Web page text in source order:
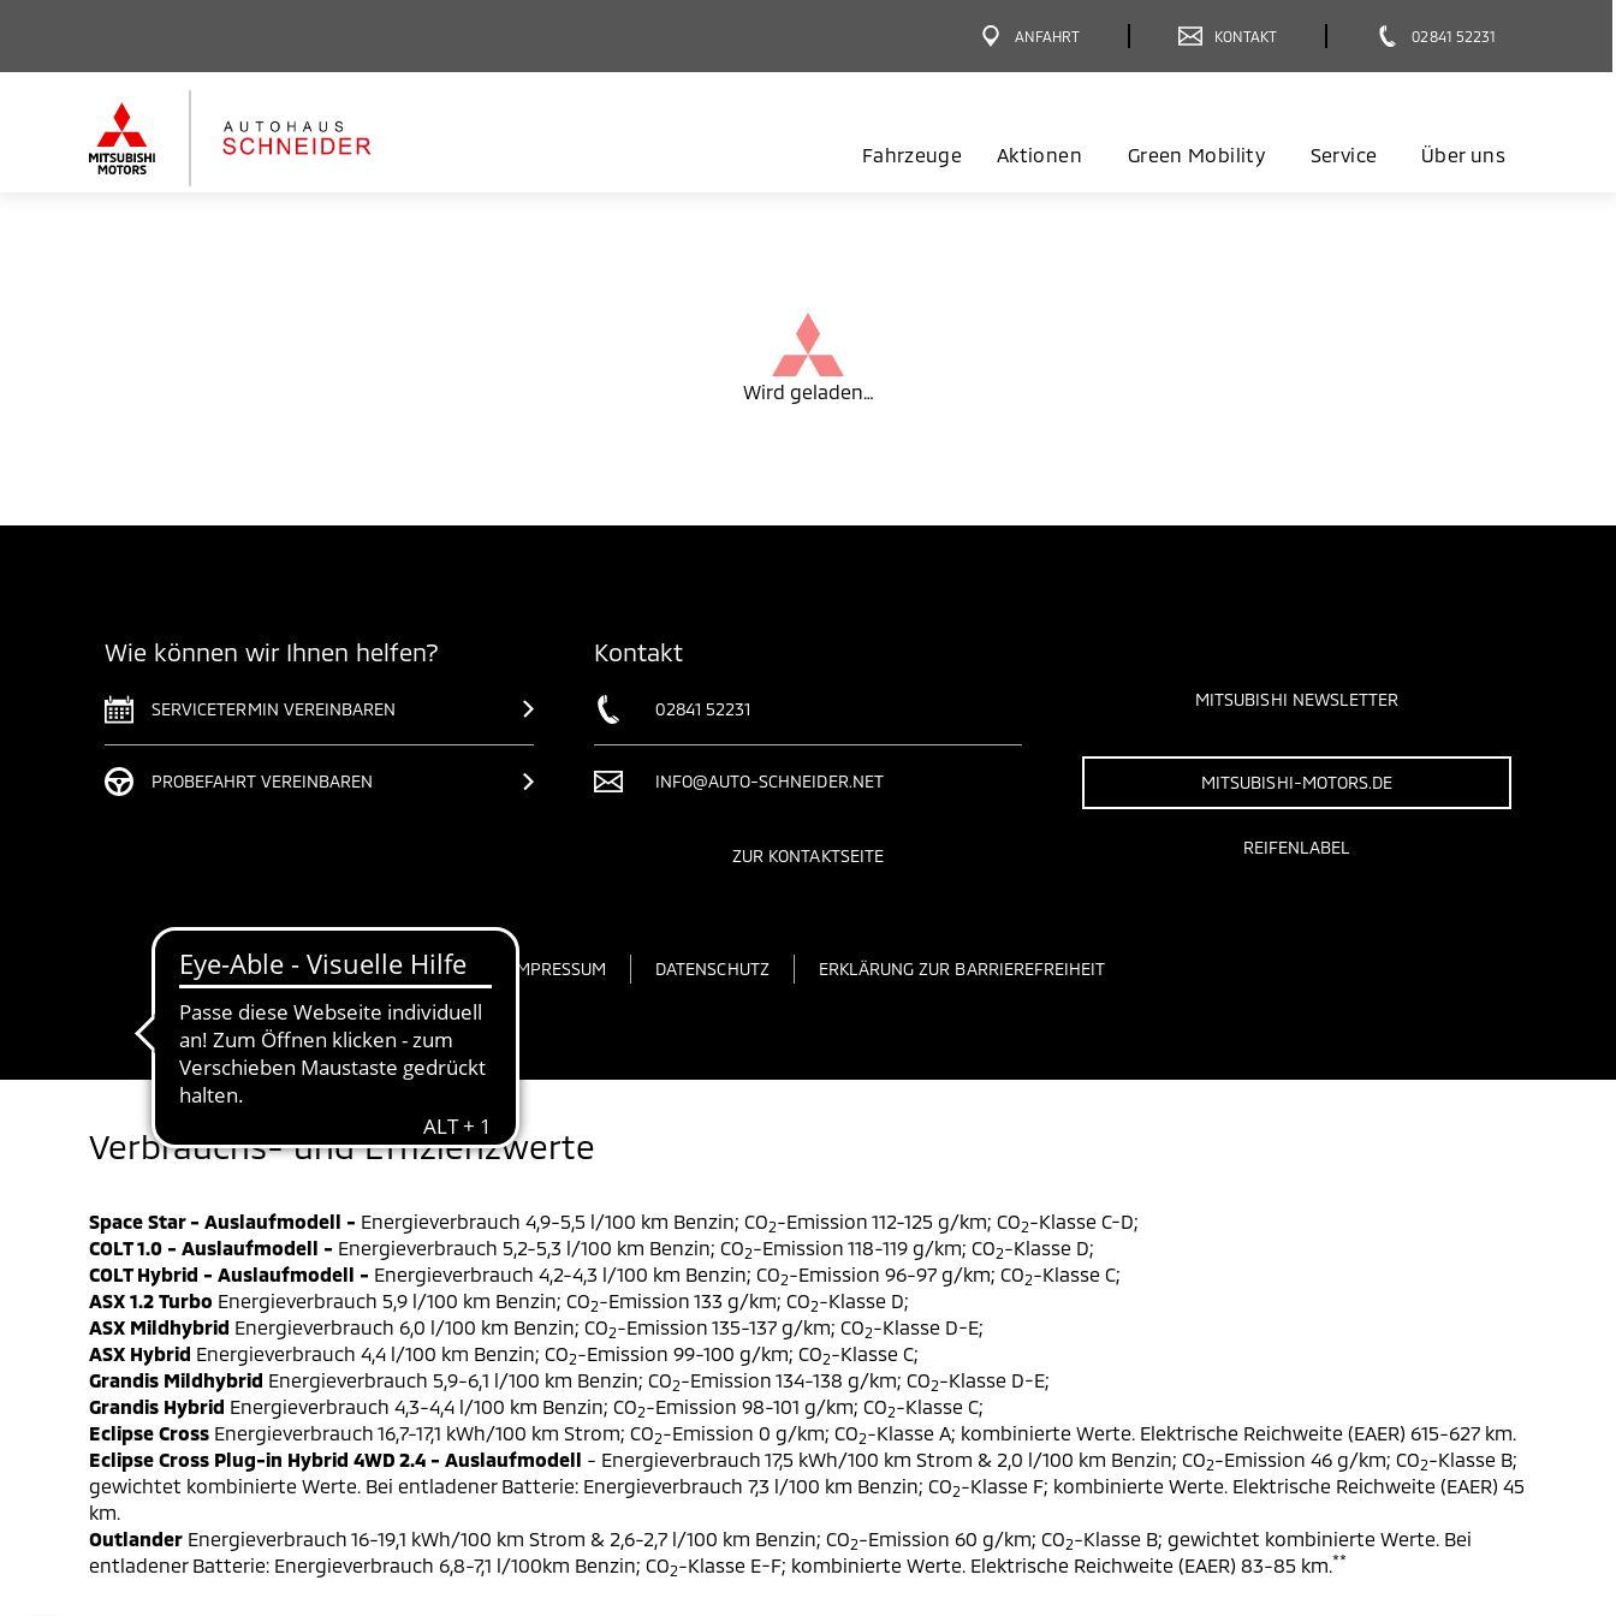
ANFAHRT KONTAKT 02841 52231
Fahrzeuge Aktionen Green Mobility Service Über uns
Wird geladen…
Wie können wir Ihnen helfen?
SERVICETERMIN VEREINBAREN
PROBEFAHRT VEREINBAREN
Kontakt
02841 52231
INFO@AUTO-SCHNEIDER.NET
ZUR KONTAKTSEITE
MITSUBISHI NEWSLETTER
MITSUBISHI-MOTORS.DE
REIFENLABEL
IMPRESSUM DATENSCHUTZ ERKLÄRUNG ZUR BARRIEREFREIHEIT
Verbrauchs- und Effizienzwerte
Space Star - Auslaufmodell - Energieverbrauch 4,9-5,5 l/100 km Benzin; CO2-Emission 112-125 g/km; CO2-Klasse C-D;
COLT 1.0 - Auslaufmodell - Energieverbrauch 5,2-5,3 l/100 km Benzin; CO2-Emission 118-119 g/km; CO2-Klasse D;
COLT Hybrid - Auslaufmodell - Energieverbrauch 4,2-4,3 l/100 km Benzin; CO2-Emission 96-97 g/km; CO2-Klasse C;
ASX 1.2 Turbo Energieverbrauch 5,9 l/100 km Benzin; CO2-Emission 133 g/km; CO2-Klasse D;
ASX Mildhybrid Energieverbrauch 6,0 l/100 km Benzin; CO2-Emission 135-137 g/km; CO2-Klasse D-E;
ASX Hybrid Energieverbrauch 4,4 l/100 km Benzin; CO2-Emission 99-100 g/km; CO2-Klasse C;
Grandis Mildhybrid Energieverbrauch 5,9-6,1 l/100 km Benzin; CO2-Emission 134-138 g/km; CO2-Klasse D-E;
Grandis Hybrid Energieverbrauch 4,3-4,4 l/100 km Benzin; CO2-Emission 98-101 g/km; CO2-Klasse C;
Eclipse Cross Energieverbrauch 16,7-17,1 kWh/100 km Strom; CO2-Emission 0 g/km; CO2-Klasse A; kombinierte Werte. Elektrische Reichweite (EAER) 615-627 km.
Eclipse Cross Plug-in Hybrid 4WD 2.4 - Auslaufmodell - Energieverbrauch 17,5 kWh/100 km Strom & 2,0 l/100 km Benzin; CO2-Emission 46 g/km; CO2-Klasse B;
gewichtet kombinierte Werte. Bei entladener Batterie: Energieverbrauch 7,3 l/100 km Benzin; CO2-Klasse F; kombinierte Werte. Elektrische Reichweite (EAER) 45
km.
Outlander Energieverbrauch 16-19,1 kWh/100 km Strom & 2,6-2,7 l/100 km Benzin; CO2-Emission 60 g/km; CO2-Klasse B; gewichtet kombinierte Werte. Bei
entladener Batterie: Energieverbrauch 6,8-7,1 l/100km Benzin; CO2-Klasse E-F; kombinierte Werte. Elektrische Reichweite (EAER) 83-85 km.**